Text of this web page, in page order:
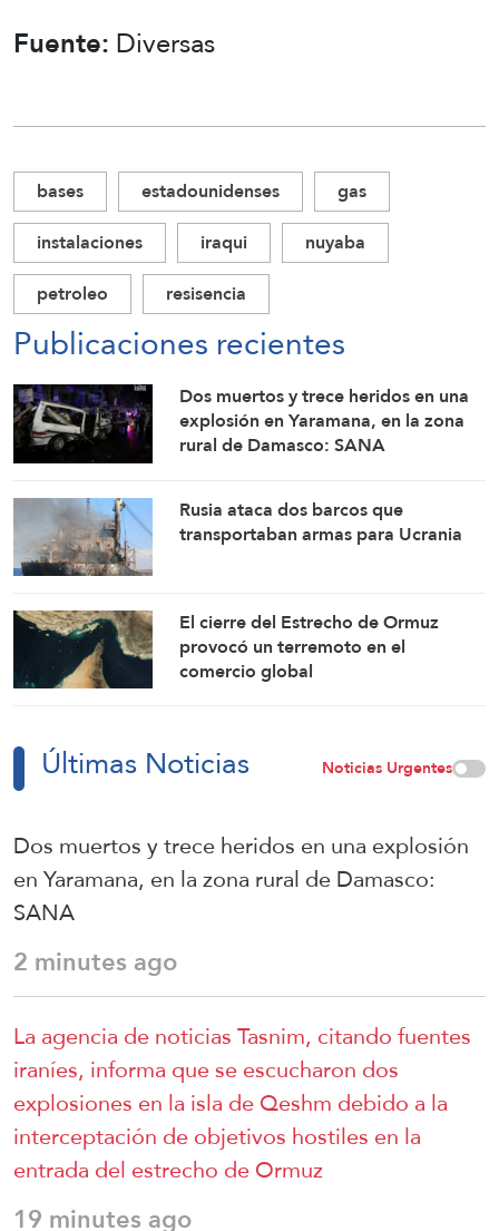
Fuente:Diversas
bases estadounidenses
gas
instalaciones
iraqui
nuyaba
petroleo
resisencia
Publicaciones recientes
Dos muertos y trece heridos en una
explosión en Yaramana, en la zona
rural de Damasco: SANA
Rusia ataca dos barcos que
transportaban armas para Ucrania
El cierre del Estrecho de Ormuz
provocó un terremoto en el
comercio global
Últimas Noticias Noticias Urgentes
Dos muertos y trece heridos en una explosión
en Yaramana, en la zona rural de Damasco:
SANA
2 minutes ago
La agencia de noticias Tasnim, citando fuentes
iraníes, informa que se escucharon dos
explosiones en la isla de Qeshm debido a la
interceptación de objetivos hostiles en la
entrada del estrecho de Ormuz
19 minutes ago